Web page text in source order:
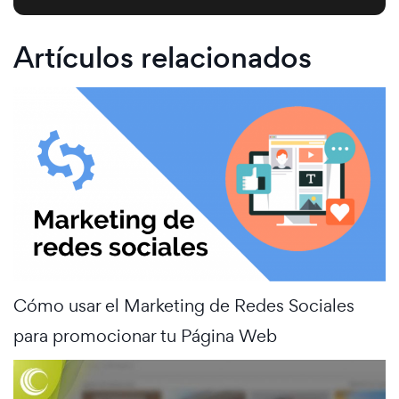
Artículos relacionados
Cómo usar el Marketing de Redes Sociales
para promocionar tu Página Web